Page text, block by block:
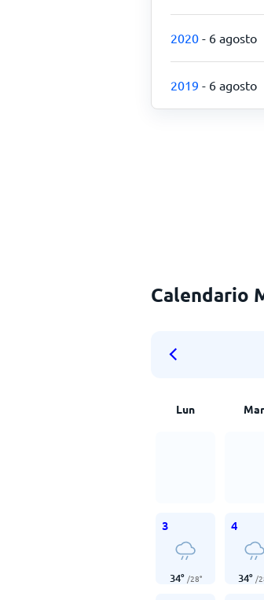
2020 - 6 agosto
2019 - 6 agosto
Calendario
Lun Mar
3
34° /28°
4
34° /